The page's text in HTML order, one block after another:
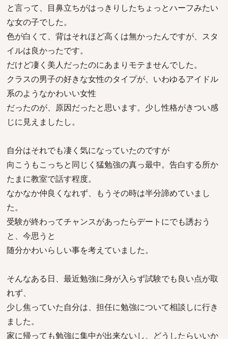
と言って、目鼻立ちがはっきりしたちょっとハーフみたい
な女の子でした。
色が白くて、背はそれほど高くは無かったんですが、スタ
イルは良かったです。
だけど凄く美人だったのにあまりモテませんでした。
クラスの男子の好きな女性のタイプが、いわゆるアイドル
系のようなかわいい女性
だったのが、原因だったと思います。少し性格がきつい感
じに見えましたし。
自分はそれでも凄く気になっていたのですが
向こうもこっちと同じく猛勉強の真っ最中。告白する所か
たまに教室で話す程度。
なかなか仲良くなれず、もうその時は半分諦めていまし
た。
受験が終わってチャンスがあったらデートにでも誘おう
と、今思うと
随分かわいらしい事を考えていました。
そんなある日、最近勉強に身が入らず試験でも良い点が取
れず、
少し焦っていた自分は、担任に勉強について相談しに行き
ました。
家に帰っても勉強に集中が出来ないし、どうしたらいいか